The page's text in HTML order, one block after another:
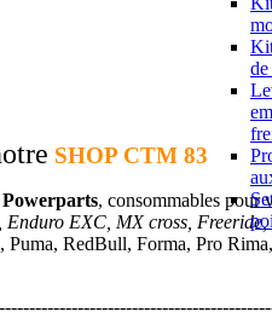
SHOP CTM 83
Powerparts, consommables pour
EXC, MX cross,
RedBull, Forma, Pro